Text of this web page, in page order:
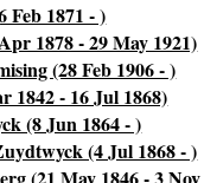
1871 - )
1878 - 29 May 1921)
(28 Feb 1906 - )
1842 - 16 Jul 1868)
(8 Jun 1864 - )
(4 Jul 1868 - )